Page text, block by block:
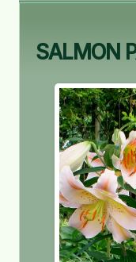
SALMON